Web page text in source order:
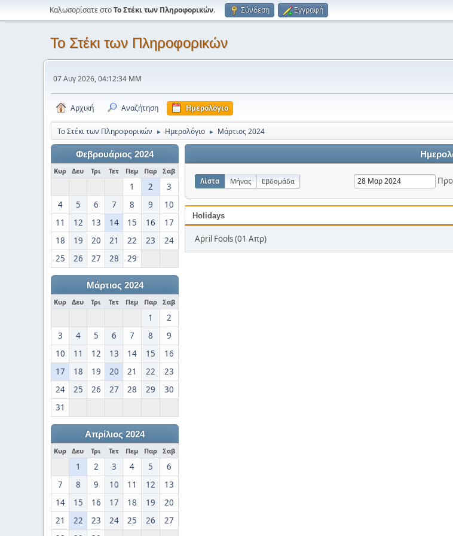
Καλωσορίσατε στοΤο Στέκι των Πληροφορικών. Σύνδεση Εγγραφή
Το Στέκι των Πληροφορικών
07 Αυγ 2026, 04:12:34 ΜΜ
Αρχική Αναζήτηση Ημερολόγιο
Το Στέκι των Πληροφορικών ► Ημερολόγιο ► Μάρτιος 2024
Φεβρουάριος 2024
Κυρ Δευ Τρι Τετ Πεμ Παρ Σαβ
1 2
3
4
5 6 7 8 9
10
11
12 13 14 15 16
17
18
19 20 21 22 23
24
25
26 27 28 29
Μάρτιος 2024
Κυρ Δευ Τρι Τετ Πεμ Παρ Σαβ
1
2
3
4 5 6 7 8
9
10
11 12 13 14 15
16
17
18 19 20 21 22
23
24
25 26 27 28 29
30
31
Απρίλιος 2024
Κυρ Δευ Τρι Τετ Πεμ Παρ Σαβ
1 2 3 4 5
6
7
8 9 10 11 12
13
14
15 16 17 18 19
20
21
22 23 24 25 26
27
Λίστα Μήνας Εβδομάδα
Holidays
April Fools (01 Απρ)